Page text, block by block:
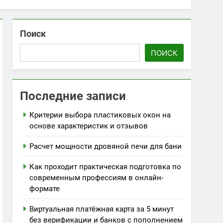
Поиск
ПОИСК
Последние записи
Критерии выбора пластиковых окон на
основе характеристик и отзывов
Расчет мощности дровяной печи для бани
Как проходит практическая подготовка по
современным профессиям в онлайн-
формате
Виртуальная платёжная карта за 5 минут
без верификации и банков с пополнением